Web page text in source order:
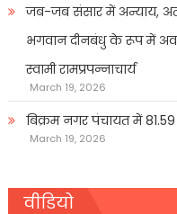
जब-जब संसार में अन्याय,
भगवान दीनबंधु के रूप में
स्वामी रामप्रपन्नाचार्य
March 19, 2026
बिक्रम नगर पंचायत में
March 19, 2026
वीडियो